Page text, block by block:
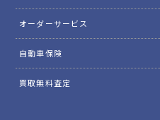
オーダーサービス
自動車保険
買取無料査定